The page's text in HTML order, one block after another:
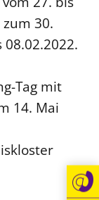
30.
Tag mit
14. Mai